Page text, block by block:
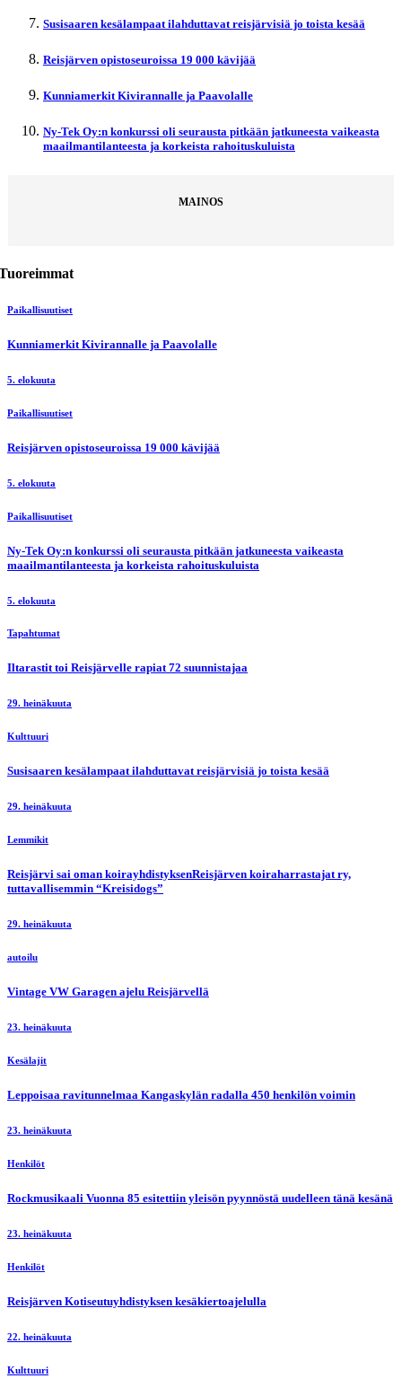
Susisaaren kesälampaat ilahduttavat reisjärvisiä jo toista kesää
Reisjärven opistoseuroissa 19 000 kävijää
Kunniamerkit Kivirannalle ja Paavolalle
Ny-Tek Oy:n konkurssi oli seurausta pitkään jatkuneesta vaikeasta
maailmantilanteesta ja korkeista rahoituskuluista
MAINOS
Paikallisuutiset
Kunniamerkit Kivirannalle ja Paavolalle
5. elokuuta
Paikallisuutiset
Reisjärven opistoseuroissa 19 000 kävijää
5. elokuuta
Paikallisuutiset
Ny-Tek Oy:n konkurssi oli seurausta pitkään jatkuneesta vaikeasta
maailmantilanteesta ja korkeista rahoituskuluista
5. elokuuta
Tapahtumat
Iltarastit toi Reisjärvelle rapiat 72 suunnistajaa
29. heinäkuuta
Kulttuuri
Susisaaren kesälampaat ilahduttavat reisjärvisiä jo toista kesää
29. heinäkuuta
Lemmikit
Reisjärvi sai oman koirayhdistyksenReisjärven koiraharrastajat ry,
tuttavallisemmin “Kreisidogs”
29. heinäkuuta
autoilu
Vintage VW Garagen ajelu Reisjärvellä
23. heinäkuuta
Kesälajit
Leppoisaa ravitunnelmaa Kangaskylän radalla 450 henkilön voimin
23. heinäkuuta
Henkilöt
Rockmusikaali Vuonna 85 esitettiin yleisön pyynnöstä uudelleen tänä kesänä
23. heinäkuuta
Henkilöt
Reisjärven Kotiseutuyhdistyksen kesäkiertoajelulla
22. heinäkuuta
Kulttuuri